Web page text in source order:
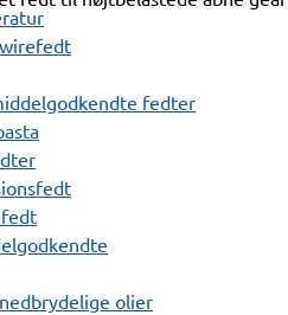
fedter
fedt
olier